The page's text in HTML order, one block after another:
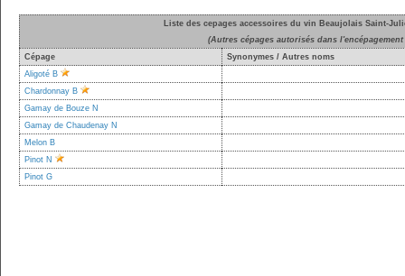
Liste des cepages accessoires du vin Beaujolais Saint-
(Autres cépages autorisés dans
Cépage
Synonymes / Autres noms
Aligoté B
Chardonnay B
Gamay de Bouze N
Gamay de Chaudenay N
Melon B
Pinot N
Pinot G